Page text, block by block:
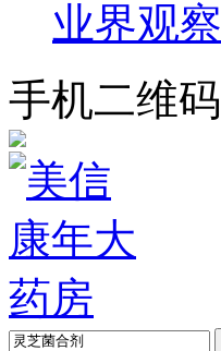
业界观察
手机二维码